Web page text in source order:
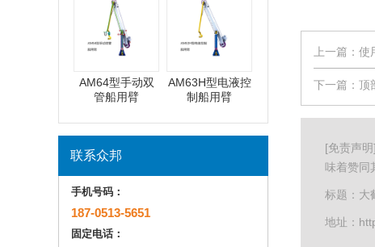
AM64型手动双
管船用臂
AM63H型电液控
制船用臂
联系众邦
手机号码：
187-0513-5651
固定电话：
上一篇： 使
下一篇： 顶
[免责声
味着赞同
标题：大
地址：